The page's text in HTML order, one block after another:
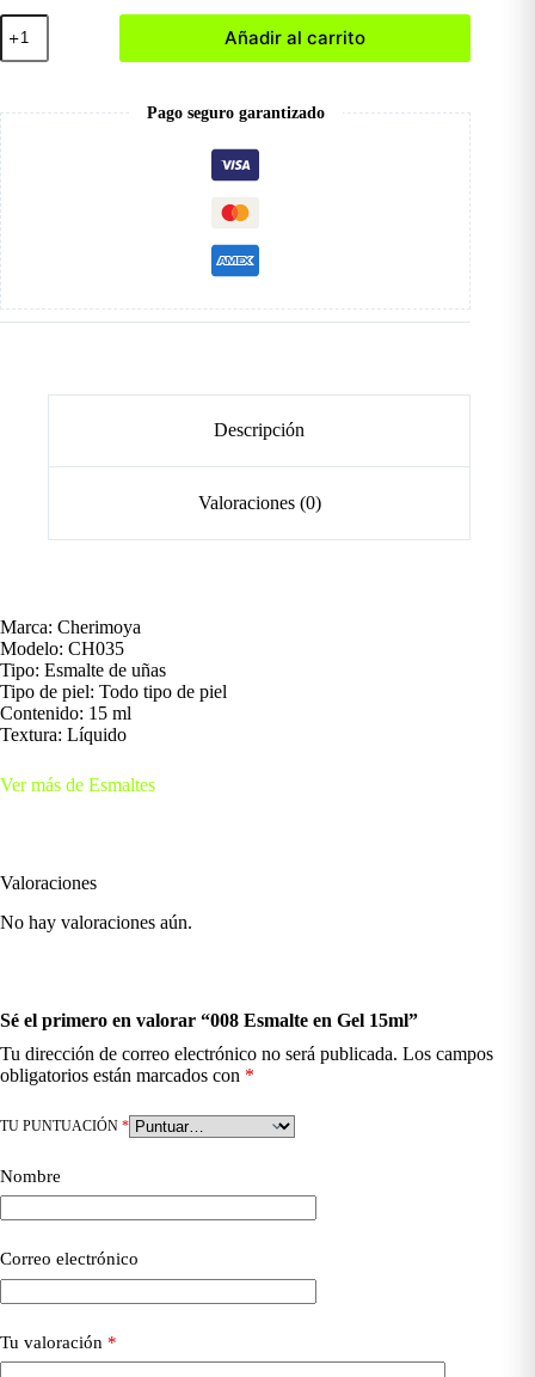
008
Esmalte
en
cantidad
Añadir al carrito
Pago seguro garantizado
Descripción
Valoraciones (0)
Marca: Cherimoya
Modelo: CH035
Tipo: Esmalte de uñas
Tipo de piel: Todo tipo de piel
Contenido: 15 ml
Textura: Líquido
Ver más de Esmaltes
Valoraciones
No hay valoraciones aún.
Sé el primero en valorar “008 Esmalte en Gel 15ml”
Tu dirección de correo electrónico no será publicada. Los campos
obligatorios están marcados con *
TU PUNTUACIÓN *
Nombre
Correo electrónico
Tu valoración *